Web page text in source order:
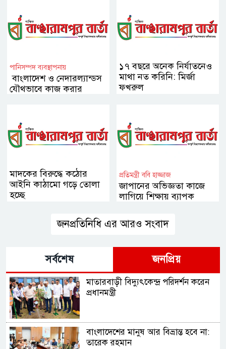
পানিসম্পদ ব্যবস্থাপনায়
বাংলাদেশ ও নেদারল্যান্ডস
যৌথভাবে কাজ করার
১৭ বছরে অনেক নির্যাতনেও
মাথা নত করিনি: মির্জা
ফখরুল
মাদকের বিরুদ্ধে কঠোর
আইনি কাঠামো গড়ে তোলা
হচ্ছে
প্রতিমন্ত্রী ববি হাজ্জাজ
জাপানের অভিজ্ঞতা কাজে
লাগিয়ে শিক্ষায় ব্যাপক
জনপ্রতিনিধি এর আরও সংবাদ
সর্বশেষ জনপ্রিয়
মাতারবাড়ী বিদ্যুৎকেন্দ্র পরিদর্শন করেন
প্রধানমন্ত্রী
বাংলাদেশের মানুষ আর বিভ্রান্ত হবে না:
তারেক রহমান